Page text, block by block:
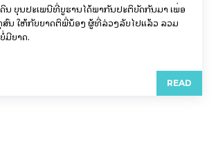
ນ ບຸນປະເພນີທີ່ບູຮານໄດ້ພາກັນປະຕິບັດກັນມາ ເພື່ອ
ນ ໃຫ້ກັບຍາດຕິພີ່ນ້ອງ ຜູ້ທີ່ລ່ວງລັບໄປແລ້ວ ລວມ
ມີຍາດ.
READ